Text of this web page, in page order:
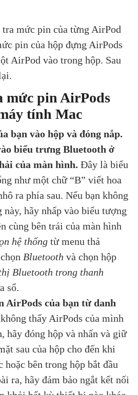
mức pin của từng AirPod
pin của hộp đựng AirPods
AirPod vào trong hộp. Sau
mức pin AirPods
tính Mac
bạn vào hộp và đóng nắp.
biểu trưng Bluetooth ở
của màn hình. Đây là biểu
như một chữ “B” viết hoa
ra phía sau. Nếu bạn không
hãy nhấp vào biểu tượng
cùng bên trái của màn hình
hệ thống từ menu thả
Bluetooth và chọn hộp
Bluetooth trong thanh
sổ.
AirPods của bạn từ danh
thấy AirPods của mình
hãy đóng hộp và nhấn và giữ
sau của hộp cho đến khi
hoặc bên trong hộp bắt đầu
ra, hãy đảm bảo ngắt kết nối